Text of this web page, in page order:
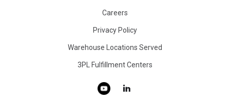
Careers
Privacy Policy
Warehouse Locations Served
3PL Fulfillment Centers